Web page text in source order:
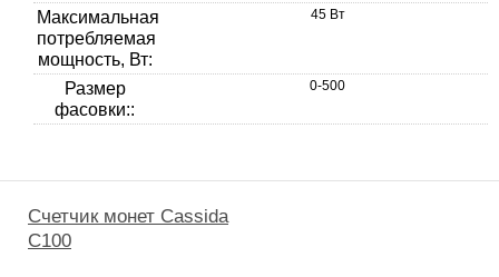
Максимальная
потребляемая
мощность, Вт:
45 Вт
Размер
фасовки::
0-500
Счетчик монет Cassida
C100